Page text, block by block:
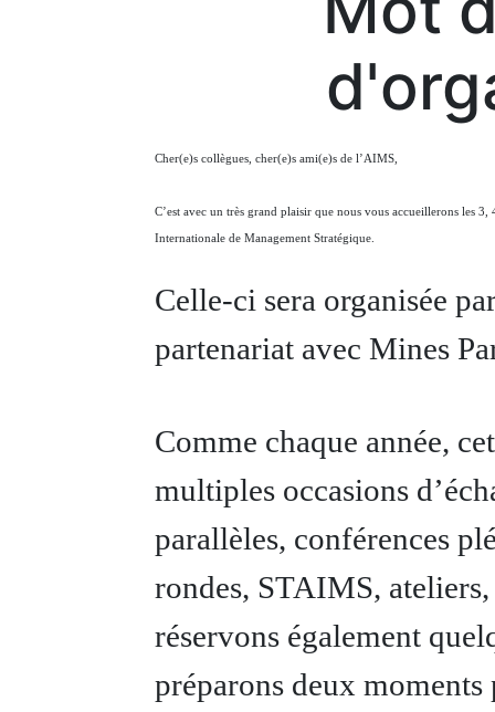
Cher(e)s collègues, cher(e)s ami(e)s de l’AIMS,
C’est avec un très grand plaisir que nous vous accueillerons les
Internationale de Management Stratégique.
Celle-ci sera organisée
partenariat avec Mines
Comme chaque année,
multiples occasions
parallèles, conférences
rondes, STAIMS,
réservons également
préparons deux